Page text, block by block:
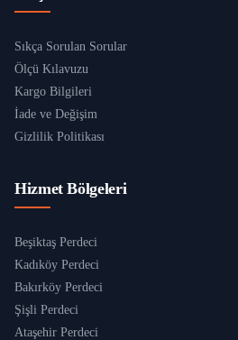
Sıkça Sorulan Sorular
Ölçü Kılavuzu
Kargo Bilgileri
İade ve Değişim
Gizlilik Politikası
Hizmet Bölgeleri
Beşiktaş Perdeci
Kadıköy Perdeci
Bakırköy Perdeci
Şişli Perdeci
Ataşehir Perdeci